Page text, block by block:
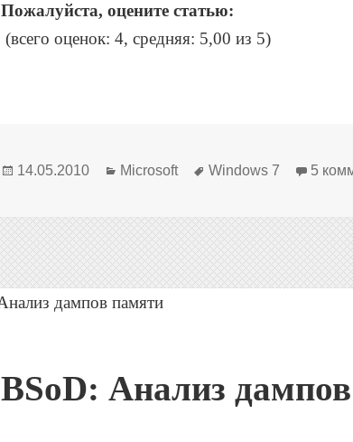
Пожалуйста, оцените статью:
(всего оценок: 4, средняя: 5,00 из 5)
Опубликовано
14.05.2010 Рубрики
Microsoft Метки
Windows 7 5
BSoD: Анализ